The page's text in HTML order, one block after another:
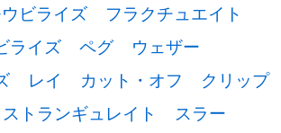
ビライズ
フラクチュエイト
ライズ
ペグ
ウェザー
レイ カット・オフ
クリップ
ストランギュレイト
スラー